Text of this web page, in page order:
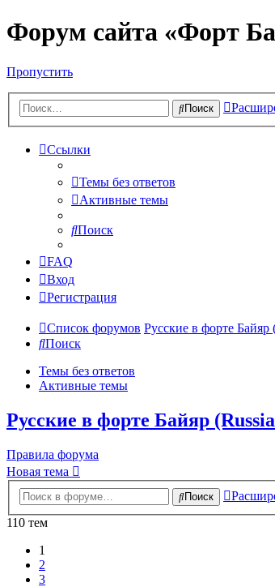
Форум сайта «Форт
Пропустить
Поиск
Ссылки
Темы без ответов
Активные темы
Поиск
FAQ
Вход
Регистрация
Список форумов Русские в форте Байяр
Поиск
Темы без ответов
Активные темы
Русские в форте Байяр
Правила форума
Новая тема
Поиск
110 тем
1
2
3